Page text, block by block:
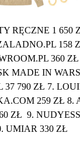
RĘCZNE 1 650
158
360
MADE IN
37 790 ZŁ 7.
259 ZŁ 8.
ZŁ 9.
UMIAR 330 ZŁ